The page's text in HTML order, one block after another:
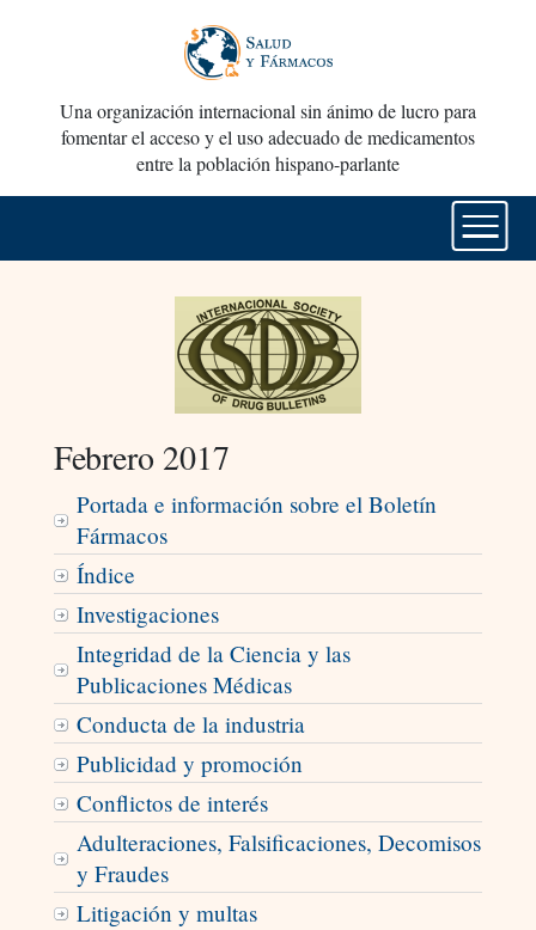
Una organización internacional sin ánimo de lucro para
fomentar el acceso y el uso adecuado de medicamentos
entre la población hispano-parlante
Febrero 2017
Portada e información sobre el Boletín
Fármacos
Índice
Investigaciones
Integridad de la Ciencia y las
Publicaciones Médicas
Conducta de la industria
Publicidad y promoción
Conflictos de interés
Adulteraciones, Falsificaciones, Decomisos
y Fraudes
Litigación y multas